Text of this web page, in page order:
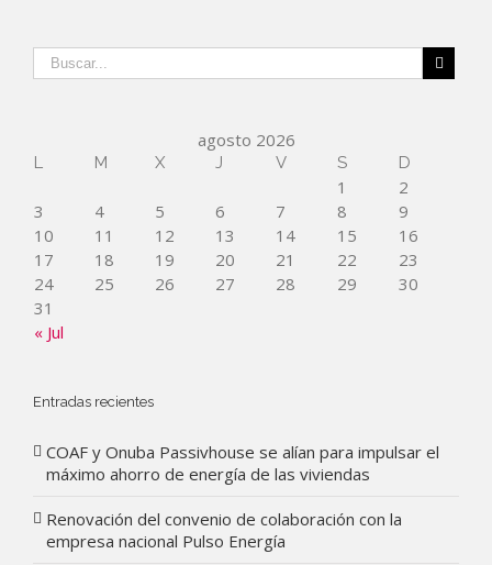
agosto 2026
L M X J V S D
« Jul
1
2
3
4 5 6 7 8
9
10
11 12 13 14 15
16
17
18 19 20 21 22
23
24
25 26 27 28 29
30
31
Entradas recientes
COAF y Onuba Passivhouse se alían para impulsar el
máximo ahorro de energía de las viviendas
Renovación del convenio de colaboración con la
empresa nacional Pulso Energía